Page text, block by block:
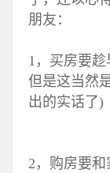
朋友：
1，买房要趁
但是这当然
出的实话了)
2，购房要和